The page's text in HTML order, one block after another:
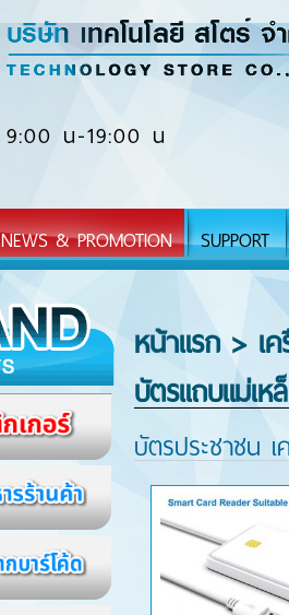
9:00 น-19:00 น
NEWS & PROMOTION SUPPORT
หน้าแรก> เค
บัตรแถบแม่เ
บัตรประชาชน